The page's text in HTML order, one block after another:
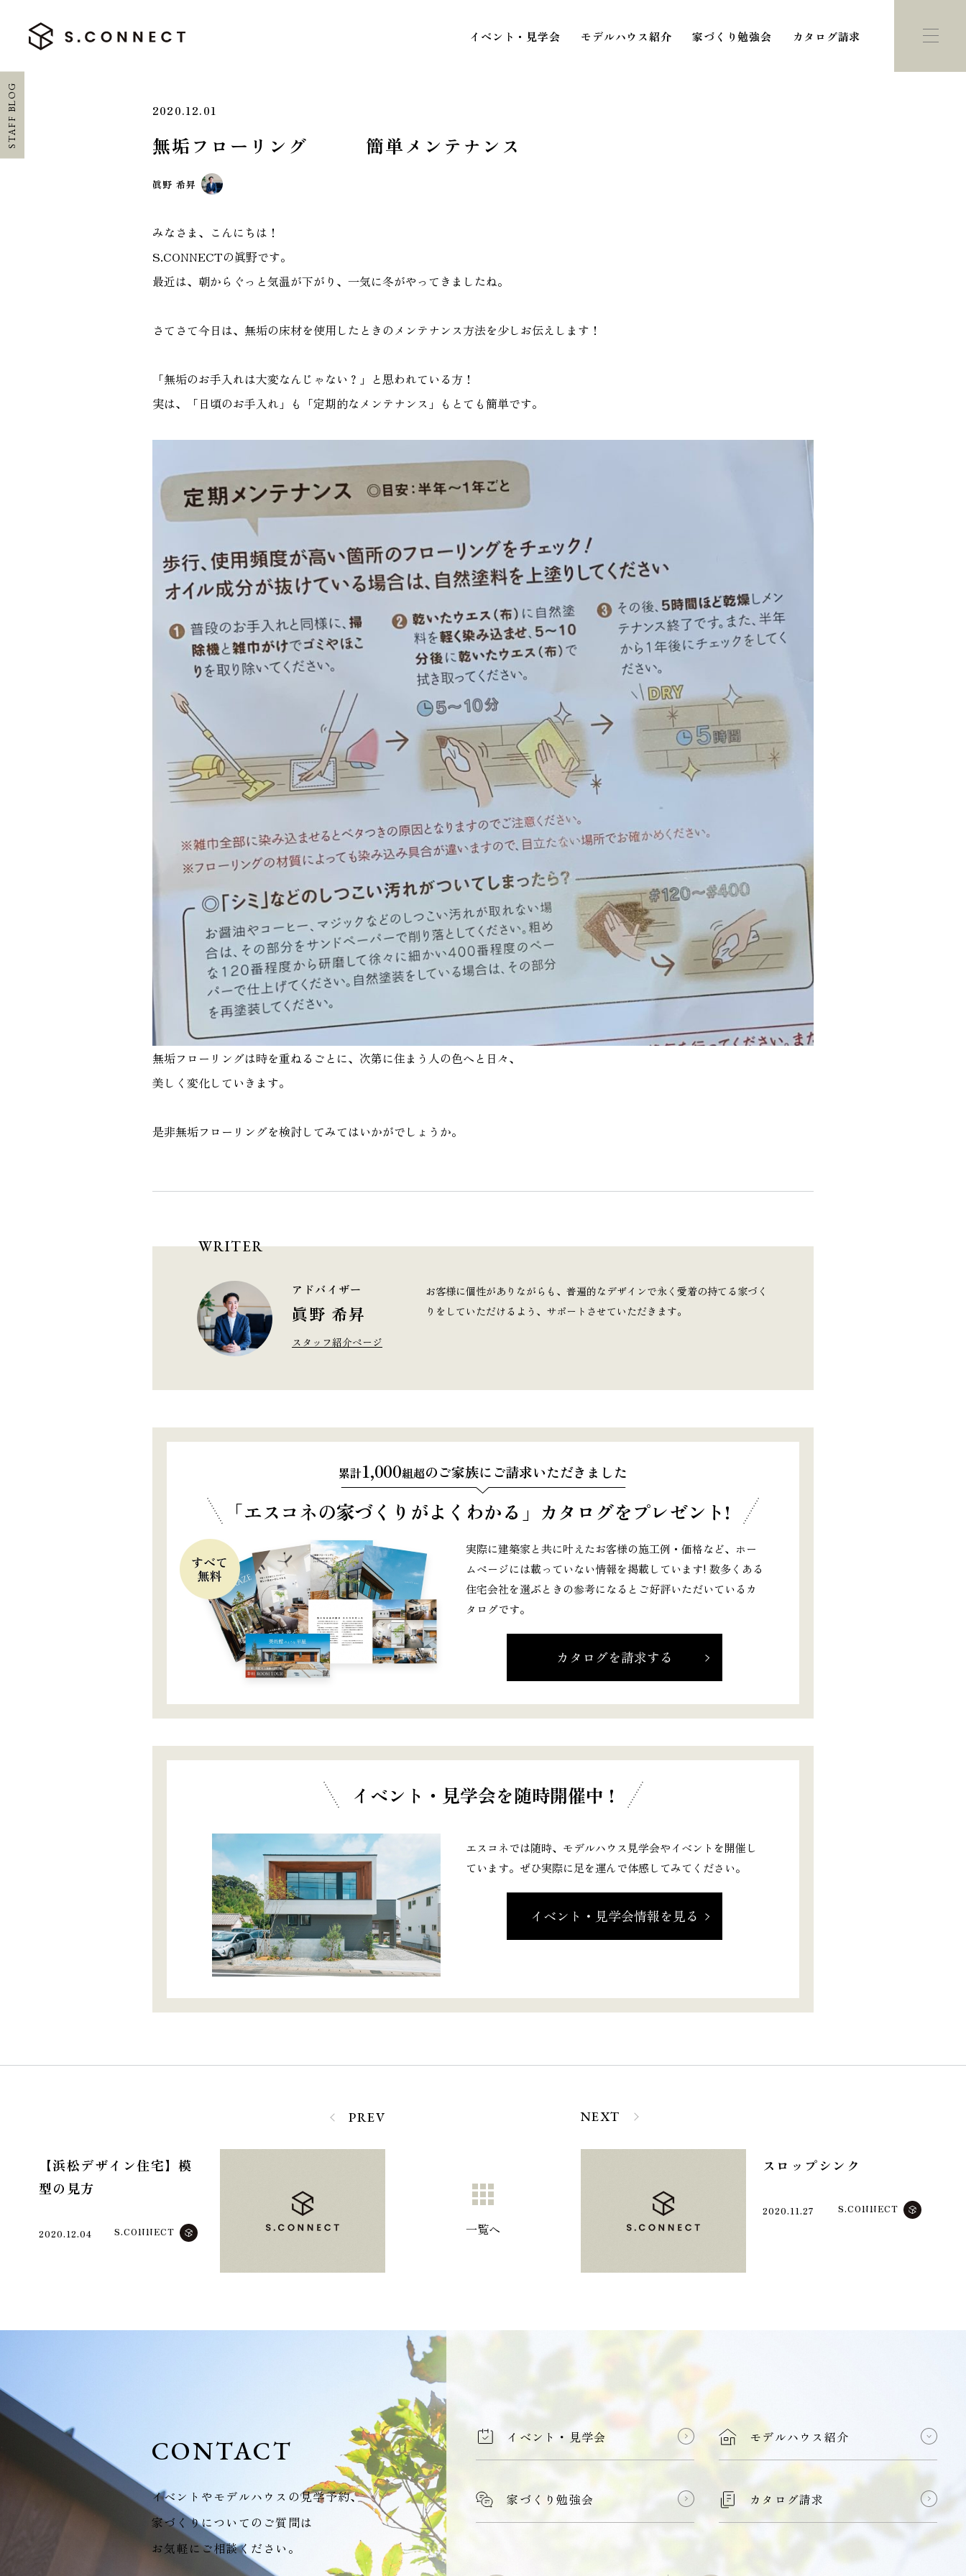
イベント・見学会 モデルハウス紹介 家づくり勉強会 カタログ請求
CONCEPT
施工ギャラリー
ACCESS MAP
STAFF BLOG 2020.12.01
無垢フローリング 簡単メンテナンス
眞野 希昇
みなさま、こんにちは！
S.CONNECTの眞野です。
最近は、朝からぐっと気温が下がり、一気に冬がやってきましたね。
さてさて今日は、無垢の床材を使用したときのメンテナンス方法を少しお伝えします！
「無垢のお手入れは大変なんじゃない？」と思われている方！
実は、「日頃のお手入れ」も「定期的なメンテナンス」もとても簡単です。
無垢フローリングは時を重ねるごとに、次第に住まう人の色へと日々、
美しく変化していきます。
是非無垢フローリングを検討してみてはいかがでしょうか。
WRITER
アドバイザー
眞野 希昇
スタッフ紹介ページ
お客様に個性がありながらも、普遍的なデザインで永く愛着の持てる家づく
りをしていただけるよう、サポートさせていただきます。
累計1,000組超のご家族にご請求いただきました
「エスコネの家づくりがよくわかる」 カタログをプレゼント!
実際に建築家と共に叶えたお客様の施工例・価格など、ホー
ムページには載っていない情報を掲載しています! 数多くある
住宅会社を選ぶときの参考になるとご好評いただいているカ
タログです。
カタログを請求する
イベント・見学会を随時開催中 !
エスコネでは随時、モデルハウス見学会やイベントを開催し
ています。ぜひ実際に足を運んで体感してみてください。
イベント・見学会情報を見る
PREV
【浜松デザイン住宅】模
型の見方
2020.12.04 S.CONNECT 一覧へ
NEXT
スロップシンク
2020.11.27 S.CONNECT
CONTACT
イベントやモデルハウスの見学予約、
家づくりについてのご質問は
お気軽にご相談ください。
イベント・見学会 モデルハウス紹介
家づくり勉強会 カタログ請求